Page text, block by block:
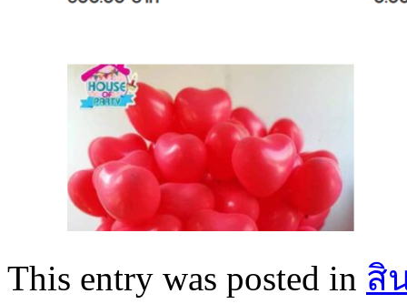
This entry was posted in สิ